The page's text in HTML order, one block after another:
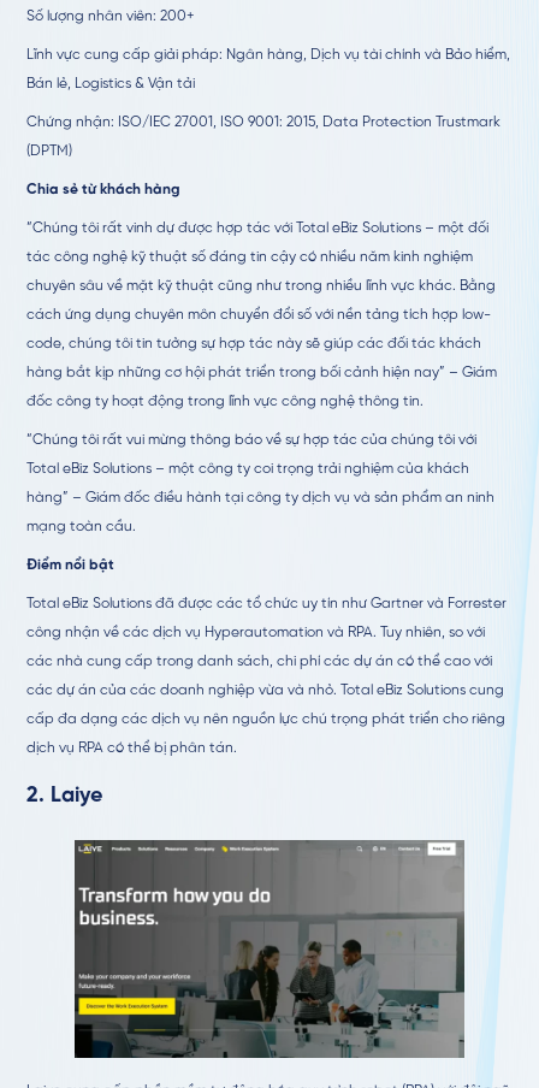
Số lượng nhân viên: 200+
Lĩnh vực cung cấp giải pháp: Ngân hàng, Dịch vụ tài chính và Bảo hiểm,
Bán lẻ, Logistics & Vận tải
Chứng nhận: ISO/IEC 27001, ISO 9001: 2015, Data Protection Trustmark
(DPTM)
Chia sẻ từ khách hàng
“Chúng tôi rất vinh dự được hợp tác với Total eBiz Solutions – một đối
tác công nghệ kỹ thuật số đáng tin cậy có nhiều năm kinh nghiệm
chuyên sâu về mặt kỹ thuật cũng như trong nhiều lĩnh vực khác. Bằng
cách ứng dụng chuyên môn chuyển đổi số với nền tảng tích hợp low-
code, chúng tôi tin tưởng sự hợp tác này sẽ giúp các đối tác khách
hàng bắt kịp những cơ hội phát triển trong bối cảnh hiện nay” – Giám
đốc công ty hoạt động trong lĩnh vực công nghệ thông tin.
“Chúng tôi rất vui mừng thông báo về sự hợp tác của chúng tôi với
Total eBiz Solutions – một công ty coi trọng trải nghiệm của khách
hàng” – Giám đốc điều hành tại công ty dịch vụ và sản phẩm an ninh
mạng toàn cầu.
Điểm nổi bật
Total eBiz Solutions đã được các tổ chức uy tín như Gartner và Forrester
công nhận về các dịch vụ Hyperautomation và RPA. Tuy nhiên, so với
các nhà cung cấp trong danh sách, chi phí các dự án có thể cao với
các dự án của các doanh nghiệp vừa và nhỏ. Total eBiz Solutions cung
cấp đa dạng các dịch vụ nên nguồn lực chú trọng phát triển cho riêng
dịch vụ RPA có thể bị phân tán.
2. Laiye